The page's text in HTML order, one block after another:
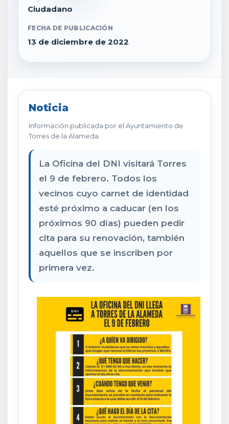
Ciudadano
FECHA DE PUBLICACIÓN
13 de diciembre de 2022
Noticia
Información publicada por el Ayuntamiento de
Torres de la Alameda.
La Oficina del DNI visitará Torres
el 9 de febrero. Todos los
vecinos cuyo carnet de identidad
esté próximo a caducar (en los
próximos 90 días) pueden pedir
cita para su renovación, también
aquellos que se inscriben por
primera vez.